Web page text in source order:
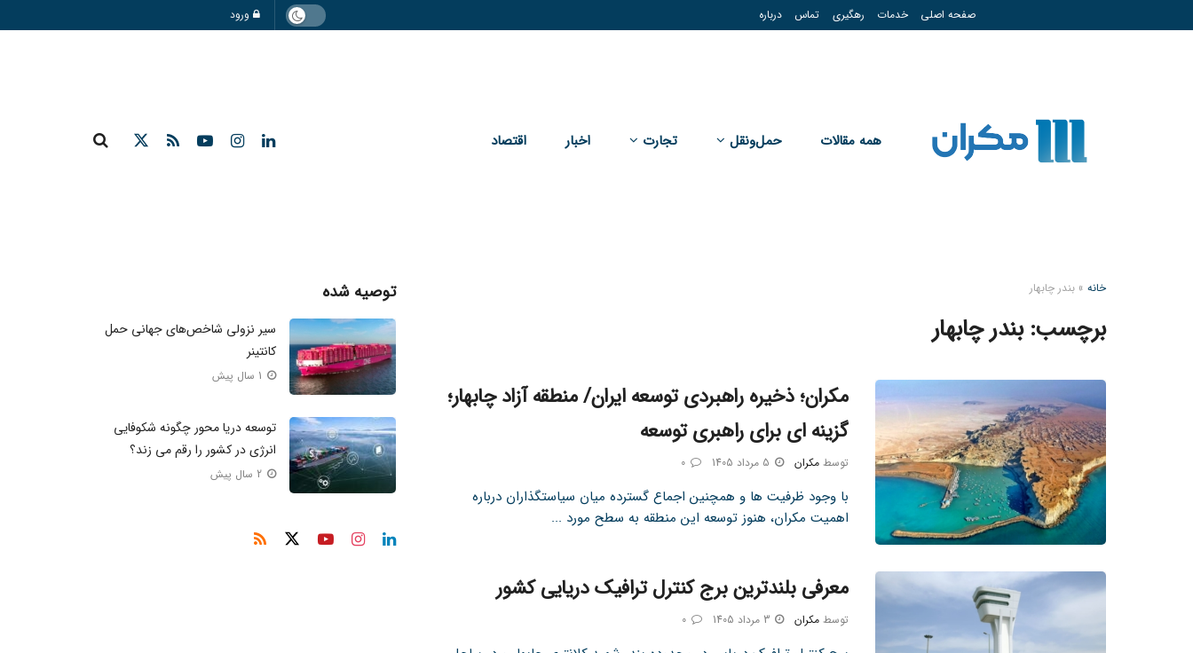
صفحه اصلی خدمات رهگیری تماس درباره ورود
همه مقالات حمل‌و‌نقل تجارت اخبار اقتصاد
خانه »بندر چابهار
برچسب:بندر چابهار
مکران؛ ذخیره راهبردی توسعه ایران/ منطقه آزاد چابهار؛
گزینه ای برای راهبری توسعه
توسط مکران 0
با وجود ظرفیت ها و همچنین اجماع گسترده میان سیاستگذاران درباره
اهمیت مکران، هنوز توسعه این منطقه به سطح مورد ...
معرفی بلندترین برج کنترل ترافیک دریایی کشور
توسط مکران 3 مرداد 1405 0
توصیه شده
سیر نزولی شاخص‌های جهانی حمل
کانتینر
توسعه دریا محور چگونه شکوفایی
انرژی در کشور را رقم می زند؟
2 سال پیش